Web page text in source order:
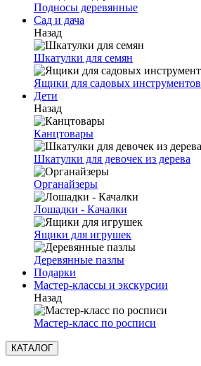
Подносы деревянные
Сад и дача
Назад
Шкатулки для семян
Ящики для садовых инструментов
Дети
Назад
Канцтовары
Шкатулки для девочек из дерева
Органайзеры
Лошадки - Качалки
Ящики для игрушек
Деревянные пазлы
Подарки
Мастер-классы и экскурсии
Назад
Мастер-класс по росписи
КАТАЛОГ